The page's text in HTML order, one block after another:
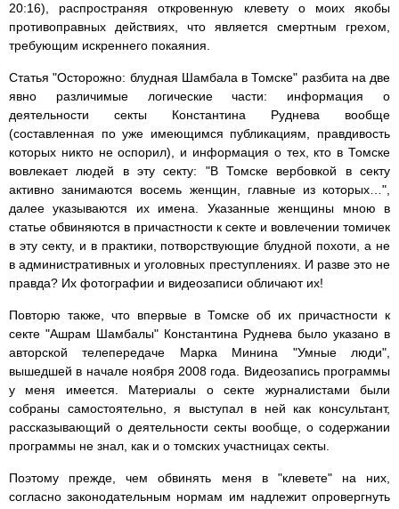
20:16), распространяя откровенную клевету о моих якобы
противоправных действиях, что является смертным грехом,
требующим искреннего покаяния.
Статья "Осторожно: блудная Шамбала в Томске" разбита на две
явно различимые логические части: информация о
деятельности секты Константина Руднева вообще
(составленная по уже имеющимся публикациям, правдивость
которых никто не оспорил), и информация о тех, кто в Томске
вовлекает людей в эту секту: "В Томске вербовкой в секту
активно занимаются восемь женщин, главные из которых…",
далее указываются их имена. Указанные женщины мною в
статье обвиняются в причастности к секте и вовлечении томичек
в эту секту, и в практики, потворствующие блудной похоти, а не
в административных и уголовных преступлениях. И разве это не
правда? Их фотографии и видеозаписи обличают их!
Повторю также, что впервые в Томске об их причастности к
секте "Ашрам Шамбалы" Константина Руднева было указано в
авторской телепередаче Марка Минина "Умные люди",
вышедшей в начале ноября 2008 года. Видеозапись программы
у меня имеется. Материалы о секте журналистами были
собраны самостоятельно, я выступал в ней как консультант,
рассказывающий о деятельности секты вообще, о содержании
программы не знал, как и о томских участницах секты.
Поэтому прежде, чем обвинять меня в "клевете" на них,
согласно законодательным нормам им надлежит опровергнуть